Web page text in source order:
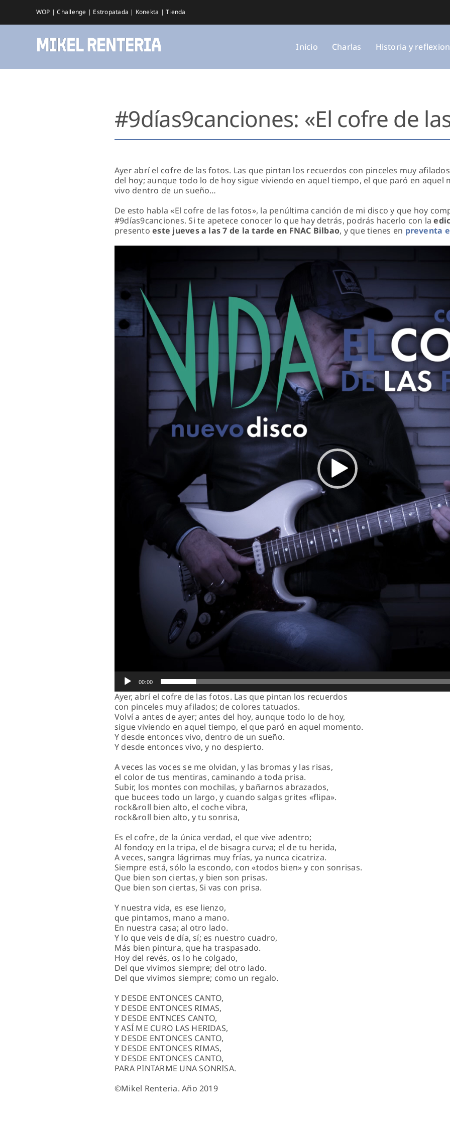
contenido
WOP |Challenge | Estropatada | Konekta |Tienda
Inicio Charlas Historia y
#9días9canciones: «El cofre de
Ayer abrí el cofre de las fotos. Las que pintan los recuerdos con pinceles muy
del hoy; aunque todo lo de hoy sigue viviendo en aquel tiempo, el que paró en aquel
vivo dentro de un sueño…
De esto habla «El cofre de las fotos», la penúltima canción de mi disco y que hoy
#9días9canciones. Si te apetece conocer lo que hay detrás, podrás hacerlo con la
presentoeste jueves a las 7 de la tarde en FNAC Bilbao, y que tienes en preventa
00:00
Ayer, abrí el cofre de las fotos. Las que pintan los recuerdos
con pinceles muy afilados; de colores tatuados.
Volví a antes de ayer; antes del hoy, aunque todo lo de hoy,
sigue viviendo en aquel tiempo, el que paró en aquel momento.
Y desde entonces vivo, dentro de un sueño.
Y desde entonces vivo, y no despierto.
A veces las voces se me olvidan, y las bromas y las risas,
el color de tus mentiras, caminando a toda prisa.
Subir, los montes con mochilas, y bañarnos abrazados,
que bucees todo un largo, y cuando salgas grites «flipa».
rock&roll bien alto, el coche vibra,
rock&roll bien alto, y tu sonrisa,
Es el cofre, de la única verdad, el que vive adentro;
Al fondo;y en la tripa, el de bisagra curva; el de tu herida,
A veces, sangra lágrimas muy frías, ya nunca cicatriza.
Siempre está, sólo la escondo, con «todos bien» y con sonrisas.
Que bien son ciertas, y bien son prisas.
Que bien son ciertas, Si vas con prisa.
Y nuestra vida, es ese lienzo,
que pintamos, mano a mano.
En nuestra casa; al otro lado.
Y lo que veis de día, sí; es nuestro cuadro,
Más bien pintura, que ha traspasado.
Hoy del revés, os lo he colgado,
Del que vivimos siempre; del otro lado.
Del que vivimos siempre; como un regalo.
Y DESDE ENTONCES CANTO,
Y DESDE ENTONCES RIMAS,
Y DESDE ENTNCES CANTO,
Y ASÍ ME CURO LAS HERIDAS,
Y DESDE ENTONCES CANTO,
Y DESDE ENTONCES RIMAS,
Y DESDE ENTONCES CANTO,
PARA PINTARME UNA SONRISA.
©Mikel Renteria. Año 2019